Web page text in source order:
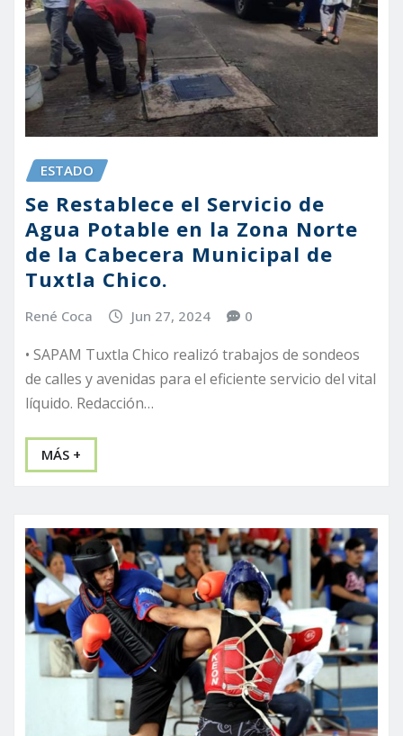
ESTADO
Se Restablece el Servicio de
Agua Potable en la Zona Norte
de la Cabecera Municipal de
Tuxtla Chico.
René Coca Jun 27, 2024 0
• SAPAM Tuxtla Chico realizó trabajos de sondeos
de calles y avenidas para el eficiente servicio del vital
líquido. Redacción…
MÁS +